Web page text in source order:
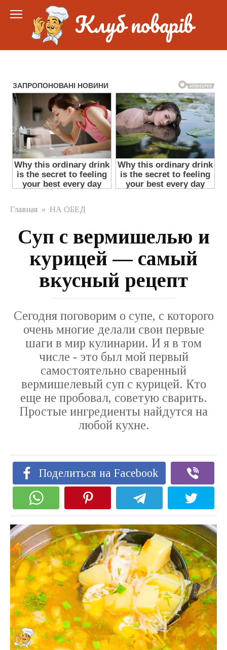
контенту
Клуб поварів
Главная » НА ОБЕД
Суп с вермишелью и
курицей — самый
вкусный рецепт
Сегодня поговорим о супе, с которого
очень многие делали свои первые
шаги в мир кулинарии. И я в том
числе - это был мой первый
самостоятельно сваренный
вермишелевый суп с курицей. Кто
еще не пробовал, советую сварить.
Простые ингредиенты найдутся на
любой кухне.
Поделиться на Facebook